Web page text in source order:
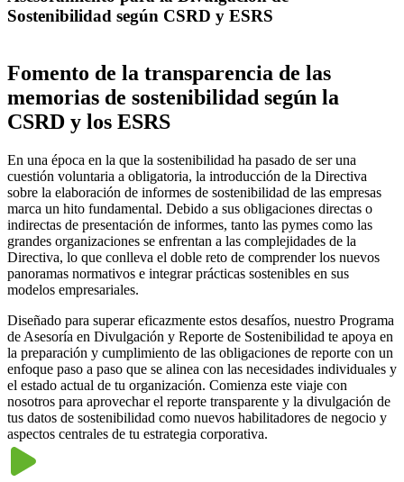
Sostenibilidad según CSRD y ESRS
Fomento de la transparencia de las
memorias de sostenibilidad según la
CSRD y los ESRS
En una época en la que la sostenibilidad ha pasado de ser una
cuestión voluntaria a obligatoria, la introducción de la Directiva
sobre la elaboración de informes de sostenibilidad de las empresas
marca un hito fundamental. Debido a sus obligaciones directas o
indirectas de presentación de informes, tanto las pymes como las
grandes organizaciones se enfrentan a las complejidades de la
Directiva, lo que conlleva el doble reto de comprender los nuevos
panoramas normativos e integrar prácticas sostenibles en sus
modelos empresariales.
Diseñado para superar eficazmente estos desafíos, nuestro Programa
de Asesoría en Divulgación y Reporte de Sostenibilidad te apoya en
la preparación y cumplimiento de las obligaciones de reporte con un
enfoque paso a paso que se alinea con las necesidades individuales y
el estado actual de tu organización. Comienza este viaje con
nosotros para aprovechar el reporte transparente y la divulgación de
tus datos de sostenibilidad como nuevos habilitadores de negocio y
aspectos centrales de tu estrategia corporativa.